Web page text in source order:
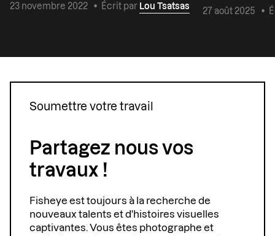
23 novembre 2022 • Écrit par Lou Tsatsas
27 août 2025 •
Soumettre votre travail
Partagez nous vos
travaux !
Fisheye est toujours à la recherche de
nouveaux talents et d'histoires visuelles
captivantes. Vous êtes photographe et